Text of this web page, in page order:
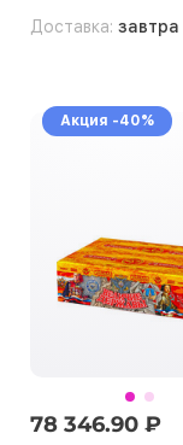
Доставка: завтра
Акция -40%
78 346.90 ₽